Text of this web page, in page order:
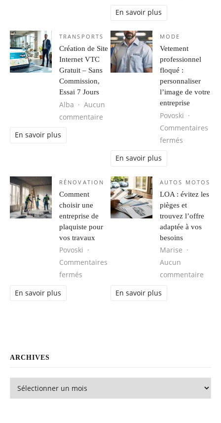
En savoir plus
TRANSPORTS
Création de Site
Internet VTC
Gratuit – Sans
Commission,
Essai 7 Jours
Alba
Aucun
commentaire sur Création de Site Internet VTC
En savoir plus
MODE
Vetement
professionnel
floqué :
personnaliser
l’image de votre
entreprise
Povoski
Commentaires
fermés
En savoir plus
RÉNOVATION
Comment
choisir une
entreprise de
plaquiste pour
vos travaux
Povoski
Commentaires
fermés sur Comment choisir une entreprise de
En savoir plus
AUTOS MOTOS
LOA : évitez les
pièges et
trouvez l’offre
adaptée à vos
besoins
Marise
Aucun
commentaire
En savoir plus
ARCHIVES
Archives